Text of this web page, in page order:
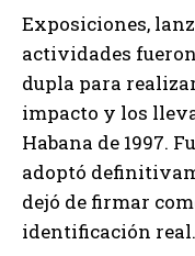
Exposiciones,
actividades
dupla para
impacto y los
Habana de 1997.
adoptó
dejó de firmar
identificación real.